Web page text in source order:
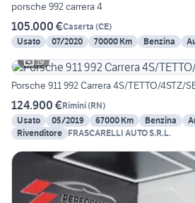
porsche 992 carrera 4
105.000 €Caserta (CE)
Usato
07/2020 70000 Km Benzina
19
Porsche 911 992 Carrera 4S/TETTO/4STZ/
124.900 €Rimini(RN)
Usato
05/2019 67000 Km Benzina
Rivenditore FRASCARELLI AUTO S.R.L.